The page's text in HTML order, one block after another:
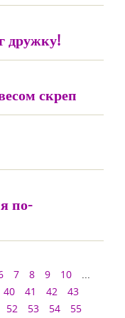
дружку!
скреп
по-
7 8 9 10
...
40 41 42
43
52 53 54
55